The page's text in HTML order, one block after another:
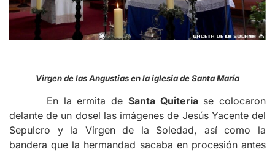
Virgen de las Angustias en la iglesia de Santa María
En la ermita de Santa Quiteriase colocaron
delante de un dosel las imágenes de Jesús Yacente del
Sepulcro y la Virgen de la Soledad, así como la
bandera que la hermandad sacaba en procesión antes